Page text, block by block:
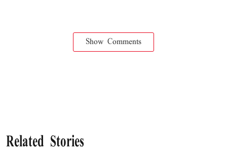
Show Comments
Related Stories